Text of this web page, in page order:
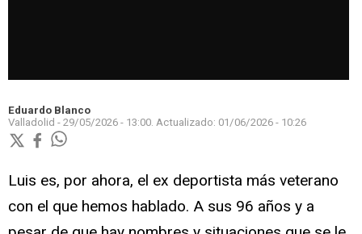
Eduardo Blanco
Valladolid - 29/05/2026 - 13:00. Actualizado: 01/06/2026 - 10:26
Luis es, por ahora, el ex deportista más veterano
con el que hemos hablado. A sus 96 años y a